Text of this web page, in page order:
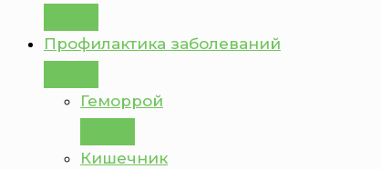
Профилактика заболеваний
Геморрой
Кишечник